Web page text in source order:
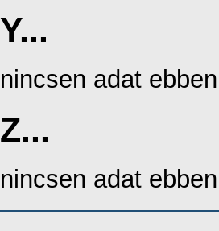
Y...
nincsen adat
Z...
nincsen adat